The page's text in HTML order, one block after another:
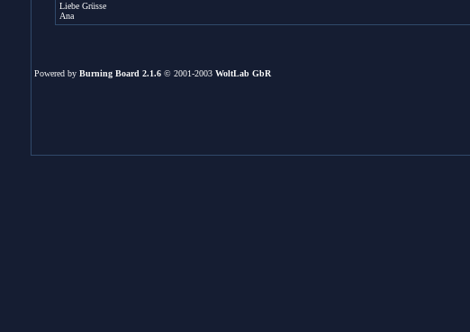
Liebe Grüsse
Ana
Powered by Burning Board 2.1.6 © 2001-2003 WoltLab GbR